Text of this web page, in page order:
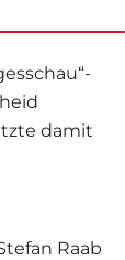
damit
Raab